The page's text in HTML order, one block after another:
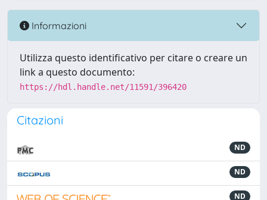
Informazioni
Utilizza questo identificativo per citare o creare un
link a questo documento:
https://hdl.handle.net/11591/396420
Citazioni
ND
ND
ND